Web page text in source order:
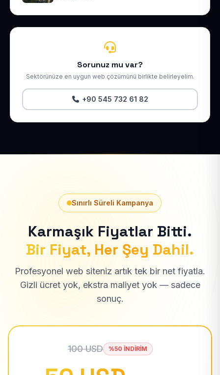
Sorunuz mu var?
Sektörünüze en uygun web çözümünü birlikte belirleyelim.
+90 545 732 61 82
Sınırlı Süreli Kampanya
Karmaşık Fiyatlar Bitti.
Bir Fiyat, Her Şey Dahil.
Profesyonel web siteniz artık tek bir net fiyatla.
Gizli ücret yok, ekstra maliyet yok — sadece
sonuç.
100 USD %50 İNDİRİM